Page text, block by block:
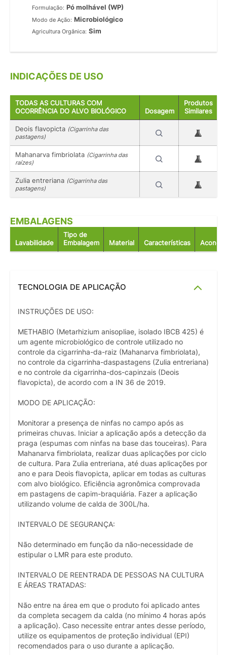
Formulação: Pó molhável (WP)
Modo de Ação: Microbiológico
Agricultura Orgânica: Sim
INDICAÇÕES DE USO
TODAS AS CULTURAS COM
OCORRÊNCIA DO ALVO BIOLÓGICO
Dosagem
Produtos
Similares
Deois flavopicta (Cigarrinha das
pastagens)
Mahanarva fimbriolata (Cigarrinha das
raízes)
Zulia entreriana (Cigarrinha das
pastagens)
EMBALAGENS
Lavabilidade
Tipo de
Embalagem
Material Características
TECNOLOGIA DE APLICAÇÃO
INSTRUÇÕES DE USO:
METHABIO (Metarhizium anisopliae, isolado IBCB 425) é
um agente microbiológico de controle utilizado no
controle da cigarrinha-da-raiz (Mahanarva fimbriolata),
no controle da cigarrinha-daspastagens (Zulia entreriana)
e no controle da cigarrinha-dos-capinzais (Deois
flavopicta), de acordo com a IN 36 de 2019.
MODO DE APLICAÇÃO:
Monitorar a presença de ninfas no campo após as
primeiras chuvas. Iniciar a aplicação após a detecção da
praga (espumas com ninfas na base das touceiras). Para
Mahanarva fimbriolata, realizar duas aplicações por ciclo
de cultura. Para Zulia entreriana, até duas aplicações por
ano e para Deois flavopicta, aplicar em todas as culturas
com alvo biológico. Eficiência agronômica comprovada
em pastagens de capim-braquiária. Fazer a aplicação
utilizando volume de calda de 300L/ha.
INTERVALO DE SEGURANÇA:
Não determinado em função da não-necessidade de
estipular o LMR para este produto.
INTERVALO DE REENTRADA DE PESSOAS NA CULTURA
E ÁREAS TRATADAS:
Não entre na área em que o produto foi aplicado antes
da completa secagem da calda (no mínimo 4 horas após
a aplicação). Caso necessite entrar antes desse período,
utilize os equipamentos de proteção individual (EPI)
recomendados para o uso durante a aplicação.